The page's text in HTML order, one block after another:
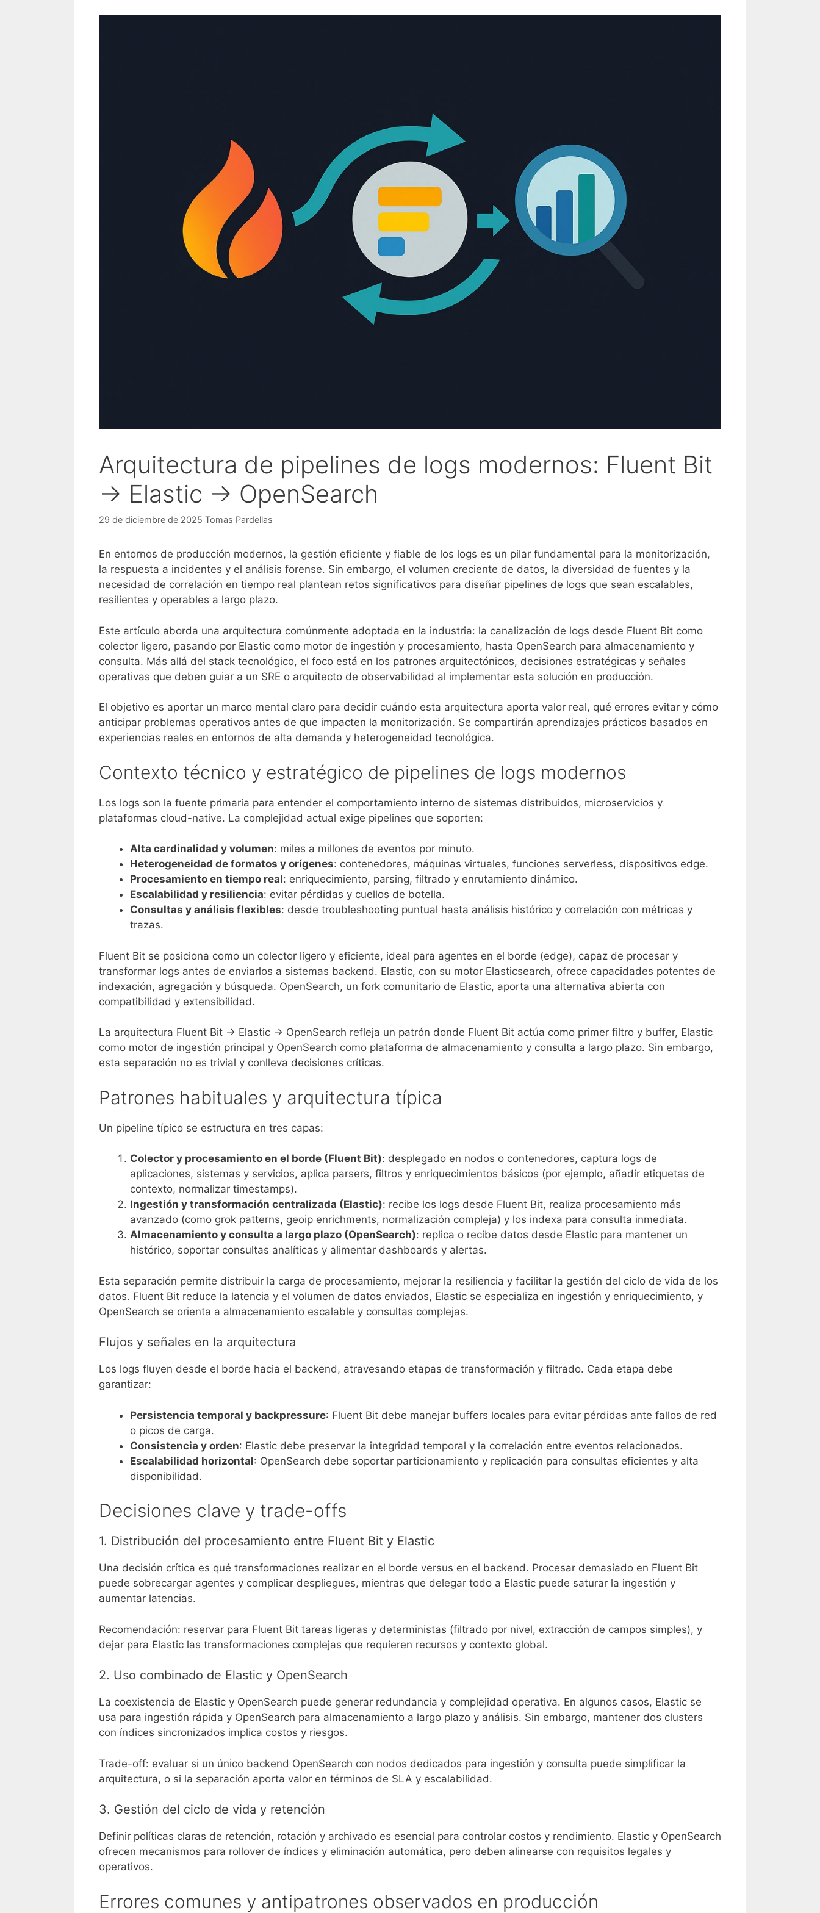
Arquitectura de pipelines de logs modernos: Fluent Bit
→ Elastic → OpenSearch
29 de diciembre de 2025 Tomas Pardellas
En entornos de producción modernos, la gestión eficiente y fiable de los logs es un pilar fundamental para la monitorización,
la respuesta a incidentes y el análisis forense. Sin embargo, el volumen creciente de datos, la diversidad de fuentes y la
necesidad de correlación en tiempo real plantean retos significativos para diseñar pipelines de logs que sean escalables,
resilientes y operables a largo plazo.
Este artículo aborda una arquitectura comúnmente adoptada en la industria: la canalización de logs desde Fluent Bit como
colector ligero, pasando por Elastic como motor de ingestión y procesamiento, hasta OpenSearch para almacenamiento y
consulta. Más allá del stack tecnológico, el foco está en los patrones arquitectónicos, decisiones estratégicas y señales
operativas que deben guiar a un SRE o arquitecto de observabilidad al implementar esta solución en producción.
El objetivo es aportar un marco mental claro para decidir cuándo esta arquitectura aporta valor real, qué errores evitar y cómo
anticipar problemas operativos antes de que impacten la monitorización. Se compartirán aprendizajes prácticos basados en
experiencias reales en entornos de alta demanda y heterogeneidad tecnológica.
Contexto técnico y estratégico de pipelines de logs modernos
Los logs son la fuente primaria para entender el comportamiento interno de sistemas distribuidos, microservicios y
plataformas cloud-native. La complejidad actual exige pipelines que soporten:
Alta cardinalidad y volumen: miles a millones de eventos por minuto.
Heterogeneidad de formatos y orígenes: contenedores, máquinas virtuales, funciones serverless, dispositivos edge.
Procesamiento en tiempo real: enriquecimiento, parsing, filtrado y enrutamiento dinámico.
Escalabilidad y resiliencia: evitar pérdidas y cuellos de botella.
Consultas y análisis flexibles: desde troubleshooting puntual hasta análisis histórico y correlación con métricas y
trazas.
Fluent Bit se posiciona como un colector ligero y eficiente, ideal para agentes en el borde (edge), capaz de procesar y
transformar logs antes de enviarlos a sistemas backend. Elastic, con su motor Elasticsearch, ofrece capacidades potentes de
indexación, agregación y búsqueda. OpenSearch, un fork comunitario de Elastic, aporta una alternativa abierta con
compatibilidad y extensibilidad.
La arquitectura Fluent Bit → Elastic → OpenSearch refleja un patrón donde Fluent Bit actúa como primer filtro y buffer, Elastic
como motor de ingestión principal y OpenSearch como plataforma de almacenamiento y consulta a largo plazo. Sin embargo,
esta separación no es trivial y conlleva decisiones críticas.
Patrones habituales y arquitectura típica
Un pipeline típico se estructura en tres capas:
Colector y procesamiento en el borde (Fluent Bit): desplegado en nodos o contenedores, captura logs de
aplicaciones, sistemas y servicios, aplica parsers, filtros y enriquecimientos básicos (por ejemplo, añadir etiquetas de
contexto, normalizar timestamps).
Ingestión y transformación centralizada (Elastic): recibe los logs desde Fluent Bit, realiza procesamiento más
avanzado (como grok patterns, geoip enrichments, normalización compleja) y los indexa para consulta inmediata.
Almacenamiento y consulta a largo plazo (OpenSearch): replica o recibe datos desde Elastic para mantener un
histórico, soportar consultas analíticas y alimentar dashboards y alertas.
Esta separación permite distribuir la carga de procesamiento, mejorar la resiliencia y facilitar la gestión del ciclo de vida de los
datos. Fluent Bit reduce la latencia y el volumen de datos enviados, Elastic se especializa en ingestión y enriquecimiento, y
OpenSearch se orienta a almacenamiento escalable y consultas complejas.
Flujos y señales en la arquitectura
Los logs fluyen desde el borde hacia el backend, atravesando etapas de transformación y filtrado. Cada etapa debe
garantizar:
Persistencia temporal y backpressure: Fluent Bit debe manejar buffers locales para evitar pérdidas ante fallos de red
o picos de carga.
Consistencia y orden: Elastic debe preservar la integridad temporal y la correlación entre eventos relacionados.
Escalabilidad horizontal: OpenSearch debe soportar particionamiento y replicación para consultas eficientes y alta
disponibilidad.
Decisiones clave y trade-offs
1. Distribución del procesamiento entre Fluent Bit y Elastic
Una decisión crítica es qué transformaciones realizar en el borde versus en el backend. Procesar demasiado en Fluent Bit
puede sobrecargar agentes y complicar despliegues, mientras que delegar todo a Elastic puede saturar la ingestión y
aumentar latencias.
Recomendación: reservar para Fluent Bit tareas ligeras y deterministas (filtrado por nivel, extracción de campos simples), y
dejar para Elastic las transformaciones complejas que requieren recursos y contexto global.
2. Uso combinado de Elastic y OpenSearch
La coexistencia de Elastic y OpenSearch puede generar redundancia y complejidad operativa. En algunos casos, Elastic se
usa para ingestión rápida y OpenSearch para almacenamiento a largo plazo y análisis. Sin embargo, mantener dos clusters
con índices sincronizados implica costos y riesgos.
Trade-off: evaluar si un único backend OpenSearch con nodos dedicados para ingestión y consulta puede simplificar la
arquitectura, o si la separación aporta valor en términos de SLA y escalabilidad.
3. Gestión del ciclo de vida y retención
Definir políticas claras de retención, rotación y archivado es esencial para controlar costos y rendimiento. Elastic y OpenSearch
ofrecen mecanismos para rollover de índices y eliminación automática, pero deben alinearse con requisitos legales y
operativos.
Errores comunes y antipatrones observados en producción